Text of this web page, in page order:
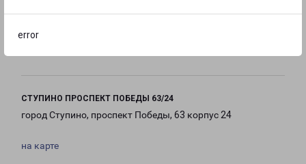
errorс 09:00 до
СТУПИНО ПРОСПЕКТ ПОБЕДЫ 63/24
город Ступино, проспект Победы, 63 корпус 24
на карте